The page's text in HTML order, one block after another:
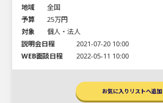
地域
全国
予算
25万円
対象
個人・法人
説明会日程
2021-07-20 10:00
WEB面談日程
2022-05-11 10:00
お気に入りリストへ追加